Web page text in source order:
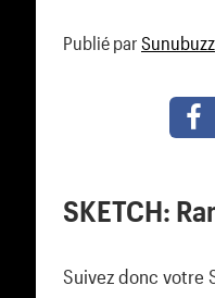
Publié par Sunubuzz
SKETCH:
Suivez donc votre